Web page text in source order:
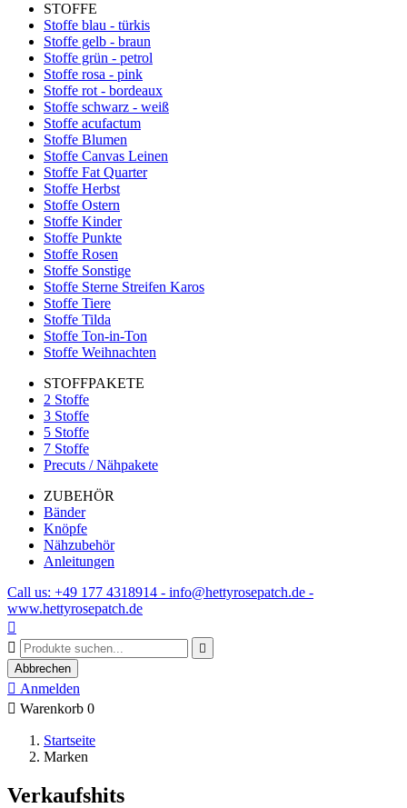
STOFFE
Stoffe blau - türkis
Stoffe gelb - braun
Stoffe grün - petrol
Stoffe rosa - pink
Stoffe rot - bordeaux
Stoffe schwarz - weiß
Stoffe acufactum
Stoffe Blumen
Stoffe Canvas Leinen
Stoffe Fat Quarter
Stoffe Herbst
Stoffe Ostern
Stoffe Kinder
Stoffe Punkte
Stoffe Rosen
Stoffe Sonstige
Stoffe Sterne Streifen Karos
Stoffe Tiere
Stoffe Tilda
Stoffe Ton-in-Ton
Stoffe Weihnachten
STOFFPAKETE
2 Stoffe
3 Stoffe
5 Stoffe
7 Stoffe
Precuts / Nähpakete
ZUBEHÖR
Bänder
Knöpfe
Nähzubehör
Anleitungen
Call us: +49 177 4318914 - info@hettyrosepatch.de -
www.hettyrosepatch.de



Abbrechen
 Anmelden
 Warenkorb 0
Startseite
Marken
Verkaufshits